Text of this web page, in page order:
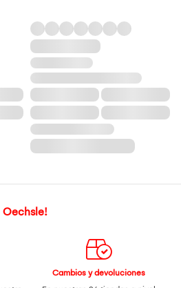
Oechsle!
Cambios y devoluciones